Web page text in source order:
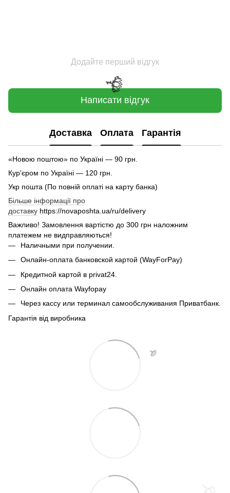
Додайте перший відгук
Написати відгук
Доставка Оплата Гарантія
«Новою поштою» по Україні — 90 грн.
Кур'єром по Україні — 120 грн.
Укр пошта (По повній оплаті на карту банка)
Більше інформації про
доставку https://novaposhta.ua/ru/delivery
Важливо! Замовлення вартістю до 300 грн наложним
платежем не видправляються!
Наличными при получении.
Онлайн-оплата банковской картой (WayForPay)
Кредитной картой в privat24.
Онлайн оплата Wayfopay
Через кассу или терминал самообслуживания Приватбанк.
Гарантія від виробника
🌹